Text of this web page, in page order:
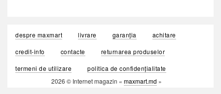
despre maxmart livrare garanția
achitare
credit-info
contacte
returnarea produselor
termeni de utilizare
politica de confidențialitate
2026 © Internet magazin « maxmart.md »